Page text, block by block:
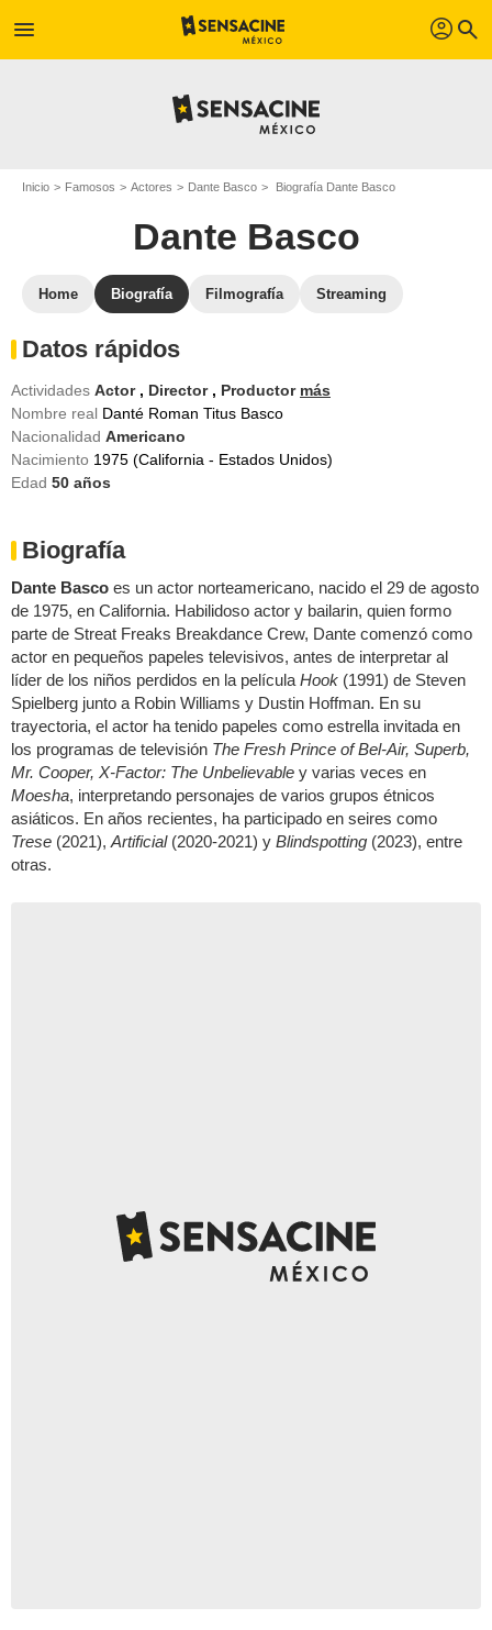
menu profil search
Inicio Famosos Actores Dante Basco Biografía Dante Basco
Dante Basco
Home Biografía Filmografía Streaming
Datos rápidos
Actividades Actor , Director , Productor más
Nombre real Danté Roman Titus Basco
Nacionalidad Americano
Nacimiento 1975 (California - Estados Unidos)
Edad 50 años
Biografía
Dante Basco es un actor norteamericano, nacido el 29 de agosto
de 1975, en California. Habilidoso actor y bailarin, quien formo
parte de Streat Freaks Breakdance Crew, Dante comenzó como
actor en pequeños papeles televisivos, antes de interpretar al
líder de los niños perdidos en la película Hook (1991) de Steven
Spielberg junto a Robin Williams y Dustin Hoffman. En su
trayectoria, el actor ha tenido papeles como estrella invitada en
los programas de televisión The Fresh Prince of Bel-Air, Superb,
Mr. Cooper, X-Factor: The Unbelievable y varias veces en
Moesha, interpretando personajes de varios grupos étnicos
asiáticos. En años recientes, ha participado en seires como
Trese (2021), Artificial(2020-2021) y Blindspotting (2023), entre
otras.